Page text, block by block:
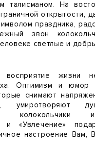
талисманом. На
открытости,
праздника,
звон
светлые и
восприятие жизни
Оптимизм и юмор -
снимают
умиротворяют
колокольчики
и «Увлечение»
настроение Вам,